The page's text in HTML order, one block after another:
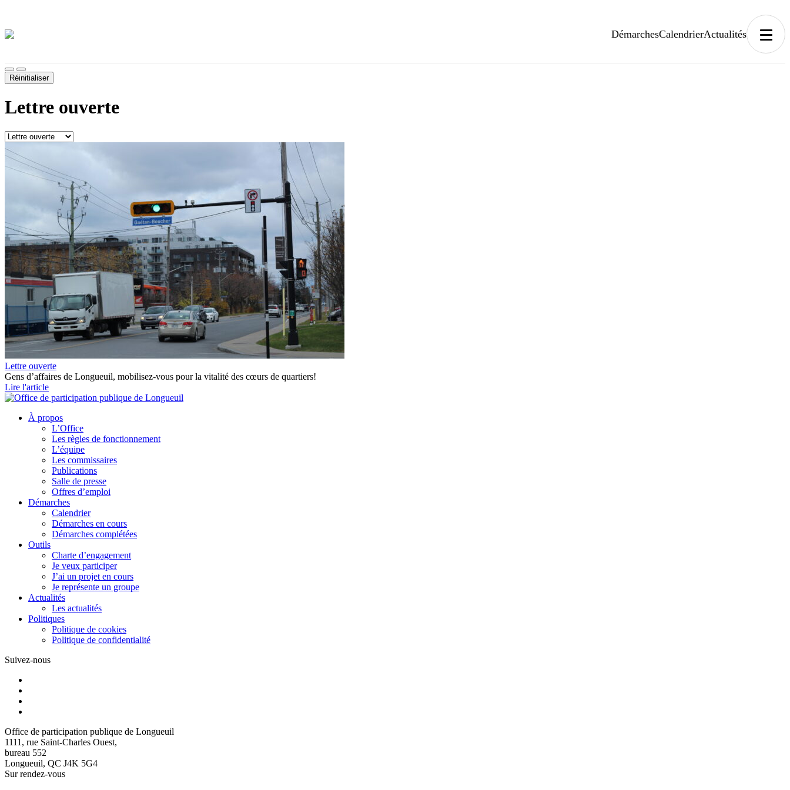
DémarchesCalendrierActualités
Réinitialiser
Lettre ouverte
Lettre ouverte
Gens d’affaires de Longueuil, mobilisez-vous pour la vitalité des cœurs de quartiers!
Lire l'article
À propos
L’Office
Les règles de fonctionnement
L’équipe
Les commissaires
Publications
Salle de presse
Offres d’emploi
Démarches
Calendrier
Démarches en cours
Démarches complétées
Outils
Charte d’engagement
Je veux participer
J’ai un projet en cours
Je représente un groupe
Actualités
Les actualités
Politiques
Politique de cookies
Politique de confidentialité
Suivez-nous
Office de participation publique de Longueuil
1111, rue Saint-Charles Ouest,
bureau 552
Longueuil, QC J4K 5G4
Sur rendez-vous